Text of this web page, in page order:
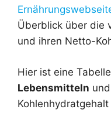
Überblick über die
und ihren Netto-
Hier ist eine
Lebensmitteln